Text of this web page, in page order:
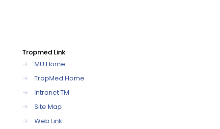
Tropmed Link
→
MU Home
→
TropMed Home
→
Intranet TM
→
Site Map
→
Web Link